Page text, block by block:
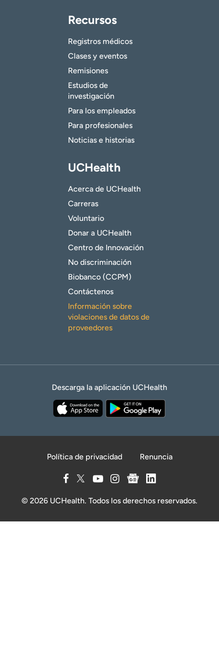
Recursos
Registros médicos
Clases y eventos
Remisiones
Estudios de
investigación
Para los empleados
Para profesionales
Noticias e historias
UCHealth
Acerca de UCHealth
Carreras
Voluntario
Donar a UCHealth
Centro de Innovación
No discriminación
Biobanco (CCPM)
Contáctenos
Información sobre
violaciones de datos de
proveedores
Descarga la aplicación UCHealth
Política de privacidad Renuncia
© 2026 UCHealth. Todos los derechos reservados.